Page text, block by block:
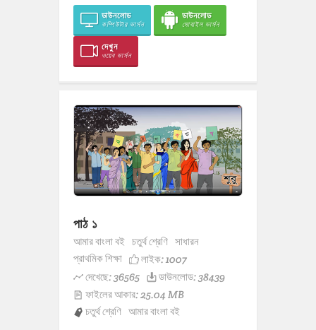
ডাউনলোড
কম্পিউটার ভার্সন
ডাউনলোড
মোবাইল ভার্সন
দেখুন
ওয়েব ভার্সন
পাঠ ১
আমার বাংলা বই চতুর্থ শ্রেণি সাধারন
প্রাথমিক শিক্ষা
লাইক:1007
দেখেছে: 36565
ডাউনলোড: 38439
ফাইলের আকার: 25.04 MB
চতুর্থ শ্রেণি আমার বাংলা বই